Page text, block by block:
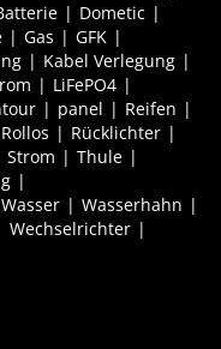
Dometic
Gas
GFK
Kabel Verlegung
LiFePO4
panel
Reifen
Rollos
Rücklichter
Strom
Thule
Wasser
Wasserhahn
Wechselrichter